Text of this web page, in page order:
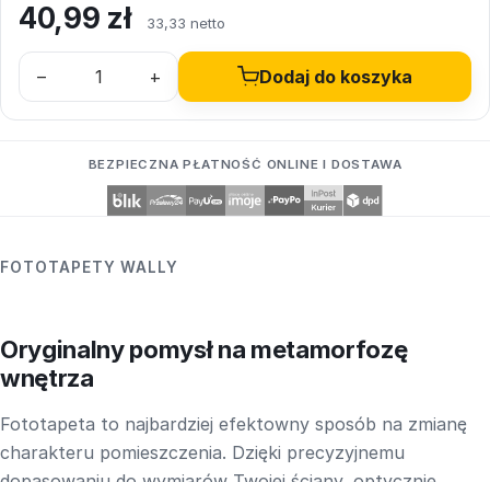
40,99 zł 33,33 netto
– + Dodaj do koszyka
BEZPIECZNA PŁATNOŚĆ ONLINE I DOSTAWA
FOTOTAPETY WALLY
Oryginalny pomysł na metamorfozę
wnętrza
Fototapeta to najbardziej efektowny sposób na zmianę
charakteru pomieszczenia. Dzięki precyzyjnemu